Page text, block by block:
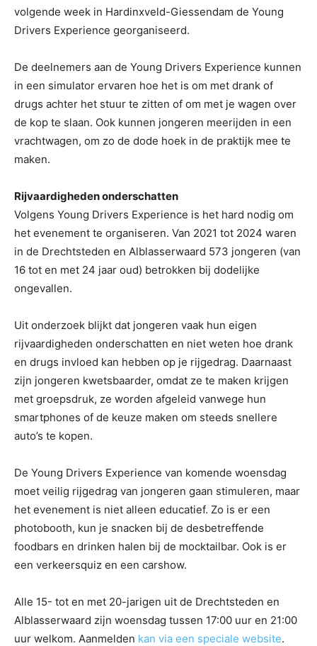
volgende week in Hardinxveld-Giessendam de Young
Drivers Experience georganiseerd.
De deelnemers aan de Young Drivers Experience kunnen
in een simulator ervaren hoe het is om met drank of
drugs achter het stuur te zitten of om met je wagen over
de kop te slaan. Ook kunnen jongeren meerijden in een
vrachtwagen, om zo de dode hoek in de praktijk mee te
maken.
Rijvaardigheden onderschatten
Volgens Young Drivers Experience is het hard nodig om
het evenement te organiseren. Van 2021 tot 2024 waren
in de Drechtsteden en Alblasserwaard 573 jongeren (van
16 tot en met 24 jaar oud) betrokken bij dodelijke
ongevallen.
Uit onderzoek blijkt dat jongeren vaak hun eigen
rijvaardigheden onderschatten en niet weten hoe drank
en drugs invloed kan hebben op je rijgedrag. Daarnaast
zijn jongeren kwetsbaarder, omdat ze te maken krijgen
met groepsdruk, ze worden afgeleid vanwege hun
smartphones of de keuze maken om steeds snellere
auto’s te kopen.
De Young Drivers Experience van komende woensdag
moet veilig rijgedrag van jongeren gaan stimuleren, maar
het evenement is niet alleen educatief. Zo is er een
photobooth, kun je snacken bij de desbetreffende
foodbars en drinken halen bij de mocktailbar. Ook is er
een verkeersquiz en een carshow.
Alle 15- tot en met 20-jarigen uit de Drechtsteden en
Alblasserwaard zijn woensdag tussen 17:00 uur en 21:00
uur welkom. Aanmelden kan via een speciale website.